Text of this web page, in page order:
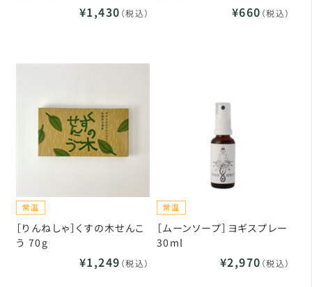
¥1,430 （税込） ¥660 （税込）
［りんねしゃ］くすの木せんこ
う 70g
¥1,249 （税込）
［ムーンソープ］ヨギスプレー
30ml
¥2,970 （税込）